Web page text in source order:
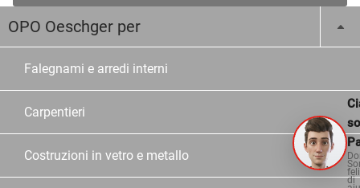
OPO Oeschger per
Falegnami e arredi interni
Carpentieri
Costruzioni in vetro e metallo
di